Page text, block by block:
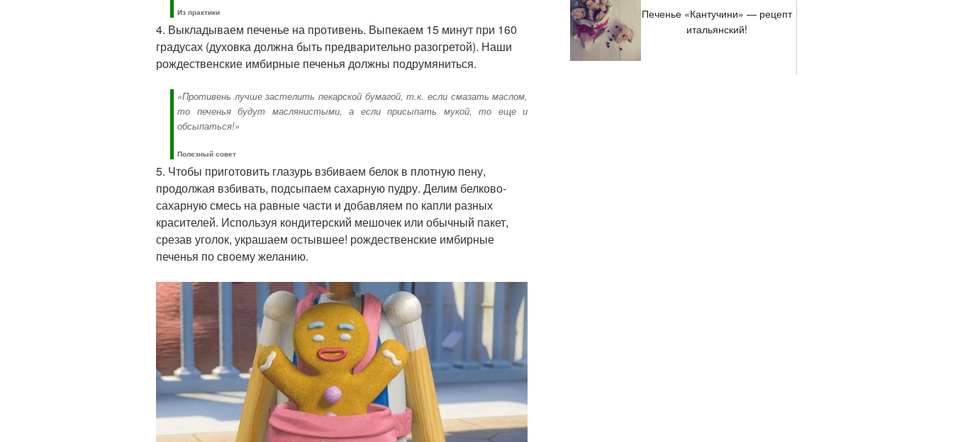
Из практики
4. Выкладываем печенье на противень. Выпекаем 15 минут при 160
градусах (духовка должна быть предварительно разогретой). Наши
рождественские имбирные печенья должны подрумяниться.
«Противень лучше застелить пекарской бумагой, т.к. если смазать маслом,
то печенья будут маслянистыми, а если присыпать мукой, то еще и
обсыпаться!»
Полезный совет
5. Чтобы приготовить глазурь взбиваем белок в плотную пену,
продолжая взбивать, подсыпаем сахарную пудру. Делим белково-
сахарную смесь на равные части и добавляем по капли разных
красителей. Используя кондитерский мешочек или обычный пакет,
срезав уголок, украшаем остывшее! рождественские имбирные
печенья по своему желанию.
Печенье «Кантучини» — рецепт
итальянский!